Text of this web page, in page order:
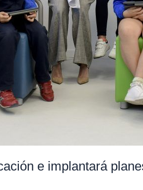
e implantará